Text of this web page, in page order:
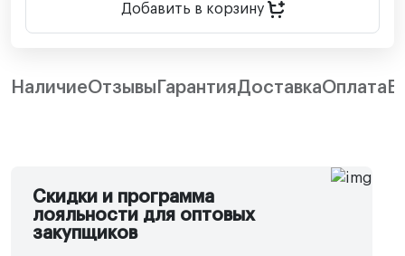
Добавить в корзину
НаличиеОтзывы ГарантияДоставкаОплата
Скидки и программа
лояльности для оптовых
закупщиков